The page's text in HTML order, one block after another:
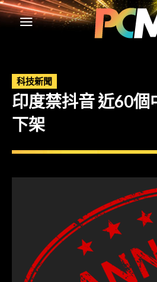
科技新聞
印度禁抖音 近60個
下架